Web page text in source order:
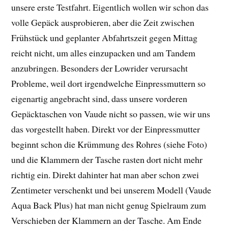
unsere erste Testfahrt. Eigentlich wollen wir schon das
volle Gepäck ausprobieren, aber die Zeit zwischen
Frühstück und geplanter Abfahrtszeit gegen Mittag
reicht nicht, um alles einzupacken und am Tandem
anzubringen. Besonders der Lowrider verursacht
Probleme, weil dort irgendwelche Einpressmuttern so
eigenartig angebracht sind, dass unsere vorderen
Gepäcktaschen von Vaude nicht so passen, wie wir uns
das vorgestellt haben. Direkt vor der Einpressmutter
beginnt schon die Krümmung des Rohres (siehe Foto)
und die Klammern der Tasche rasten dort nicht mehr
richtig ein. Direkt dahinter hat man aber schon zwei
Zentimeter verschenkt und bei unserem Modell (Vaude
Aqua Back Plus) hat man nicht genug Spielraum zum
Verschieben der Klammern an der Tasche. Am Ende